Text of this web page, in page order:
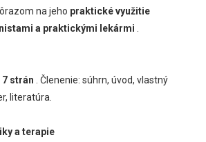
na jeho praktické využitie
a praktickými lekármi
7 strán . Členenie: súhrn, úvod, vlastný
literatúra.
a terapie